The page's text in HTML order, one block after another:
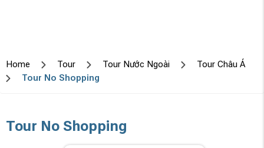
Home Tour Tour Nước Ngoài
Tour Châu Á
Tour No Shopping
Tour No Shopping